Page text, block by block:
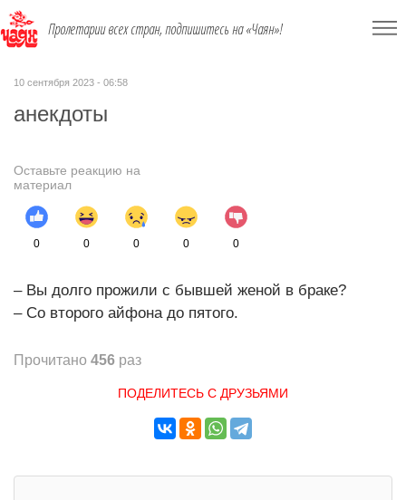
Пролетарии всех стран, подпишитесь на «Чаян»!
10 сентября 2023 - 06:58
анекдоты
Оставьте реакцию на
материал
0 0 0 0 0
– Вы долго прожили с бывшей женой в браке?
– Со второго айфона до пятого.
Прочитано 456 раз
ПОДЕЛИТЕСЬ С ДРУЗЬЯМИ